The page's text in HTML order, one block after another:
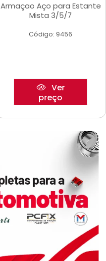
Armaçao Aço para Estante
Mista 3/5/7
Código: 9456
Ver
preço